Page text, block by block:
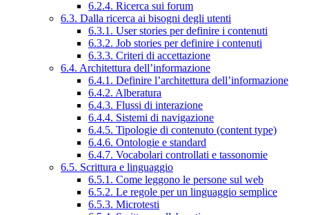
6.2.4. Ricerca sui forum
6.3. Dalla ricerca ai bisogni degli utenti
6.3.1. User stories per definire i contenuti
6.3.2. Job stories per definire i contenuti
6.3.3. Criteri di accettazione
6.4. Architettura dell’informazione
6.4.1. Definire l’architettura dell’informazione
6.4.2. Alberatura
6.4.3. Flussi di interazione
6.4.4. Sistemi di navigazione
6.4.5. Tipologie di contenuto (content type)
6.4.6. Ontologie e standard
6.4.7. Vocabolari controllati e tassonomie
6.5. Scrittura e linguaggio
6.5.1. Come leggono le persone sul web
6.5.2. Le regole per un linguaggio semplice
6.5.3. Microtesti